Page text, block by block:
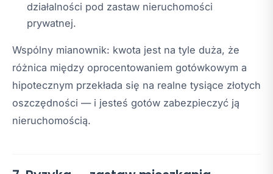
działalności pod zastaw nieruchomości
prywatnej.
Wspólny mianownik: kwota jest na tyle duża, że
różnica między oprocentowaniem gotówkowym a
hipotecznym przekłada się na realne tysiące złotych
oszczędności — i jesteś gotów zabezpieczyć ją
nieruchomością.